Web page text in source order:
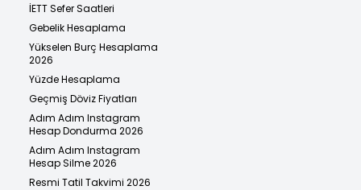
İETT Sefer Saatleri
Gebelik Hesaplama
Yükselen Burç Hesaplama
2026
Yüzde Hesaplama
Geçmiş Döviz Fiyatları
Adım Adım Instagram
Hesap Dondurma 2026
Adım Adım Instagram
Hesap Silme 2026
Resmi Tatil Takvimi 2026